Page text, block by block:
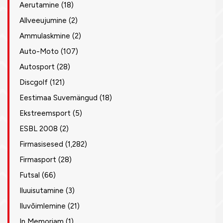
Aerutamine (18)
Allveeujumine (2)
Ammulaskmine (2)
Auto-Moto (107)
Autosport (28)
Discgolf (121)
Eestimaa Suvemängud (18)
Ekstreemsport (5)
ESBL 2008 (2)
Firmasisesed (1,282)
Firmasport (28)
Futsal (66)
Iluuisutamine (3)
Iluvõimlemine (21)